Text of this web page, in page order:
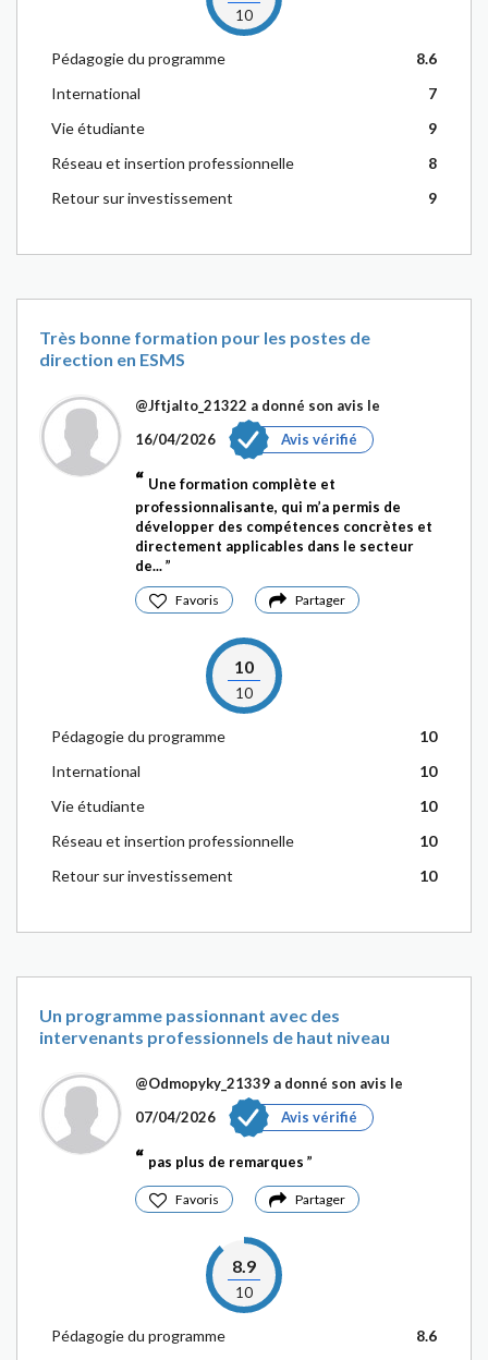
10
Pédagogie du programme
8.6
International
7
Vie étudiante
9
Réseau et insertion professionnelle
8
Retour sur investissement
9
Très bonne formation pour les postes de
direction en ESMS
@Jftjalto_21322 a donné son avis le
16/04/2026
Avis vérifié
Une formation complète et
professionnalisante, qui m’a permis de
développer des compétences concrètes et
directement applicables dans le secteur
de...
Favoris Partager
10
10
Pédagogie du programme
10
International
10
Vie étudiante
10
Réseau et insertion professionnelle
10
Retour sur investissement
10
Un programme passionnant avec des
intervenants professionnels de haut niveau
@Odmopyky_21339 a donné son avis le
07/04/2026
Avis vérifié
pas plus de remarques
Favoris Partager
8.9
10
Pédagogie du programme
8.6